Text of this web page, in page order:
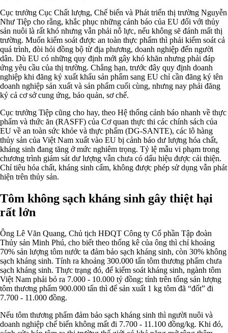
Cục trưởng Cục Chất lượng, Chế biến và Phát triển thị trường Nguyễn
Như Tiệp cho rằng, khắc phục những cảnh báo của EU đối với thủy
sản nuôi là rất khó nhưng vẫn phải nỗ lực, nếu không sẽ đánh mất thị
trường. Muốn kiểm soát được an toàn thực phẩm thì phải kiểm soát cả
quá trình, đòi hỏi đồng bộ từ địa phương, doanh nghiệp đến người
dân. Dù EU có những quy định mới gây khó khăn nhưng phải đáp
ứng yêu cầu của thị trường. Chẳng hạn, trước đây quy định doanh
nghiệp khi đăng ký xuất khẩu sản phẩm sang EU chỉ cần đăng ký tên
doanh nghiệp sản xuất và sản phẩm cuối cùng, nhưng nay phải đăng
ký cả cơ sở cung ứng, bảo quản, sơ chế.
Cục trưởng Tiệp cũng cho hay, theo Hệ thống cảnh báo nhanh về thực
phẩm và thức ăn (RASFF) của Cơ quan thực thi các chính sách của
EU về an toàn sức khỏe và thực phẩm (DG-SANTE), các lô hàng
thủy sản của Việt Nam xuất vào EU bị cảnh báo dư lượng hóa chất,
kháng sinh đang tăng ở mức nghiêm trọng. Tỷ lệ mẫu vi phạm trong
chương trình giám sát dư lượng vẫn chưa có dấu hiệu được cải thiện.
Chỉ tiêu hóa chất, kháng sinh cấm, không được phép sử dụng vẫn phát
hiện trên thủy sản.
Tôm không sạch kháng sinh gây thiệt hại
rất lớn
Ông Lê Văn Quang, Chủ tịch HĐQT Công ty Cổ phần Tập đoàn
Thủy sản Minh Phú, cho biết theo thống kê của ông thì chỉ khoảng
70% sản lượng tôm nước ta đảm bảo sạch kháng sinh, còn 30% không
sạch kháng sinh. Tính ra khoảng 300.000 tấn tôm thương phẩm chưa
sạch kháng sinh. Thực trạng đó, để kiểm soát kháng sinh, ngành tôm
Việt Nam phải bỏ ra 7.000 - 10.000 tỷ đồng; tính trên tổng sản lượng
tôm thương phẩm 900.000 tấn thì để sản xuất 1 kg tôm đã “đốt” đi
7.700 - 11.000 đồng.
Nếu tôm thương phẩm đảm bảo sạch kháng sinh thì người nuôi và
doanh nghiệp chế biến không mất đi 7.700 - 11.100 đồng/kg. Khi đó,